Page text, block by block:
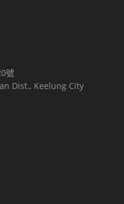
號
Dist., Keelung City